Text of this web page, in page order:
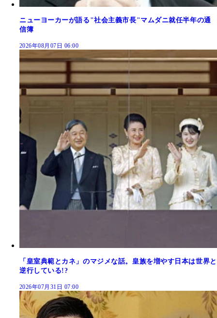
ニューヨーカーが語る"社会主義市長"マムダニ就任半年の通
信簿
2026年08月07日 06:00
「皇室典範とカネ」のマジメな話。皇族を増やす日本は世界と
逆行している!?
2026年07月31日 07:00